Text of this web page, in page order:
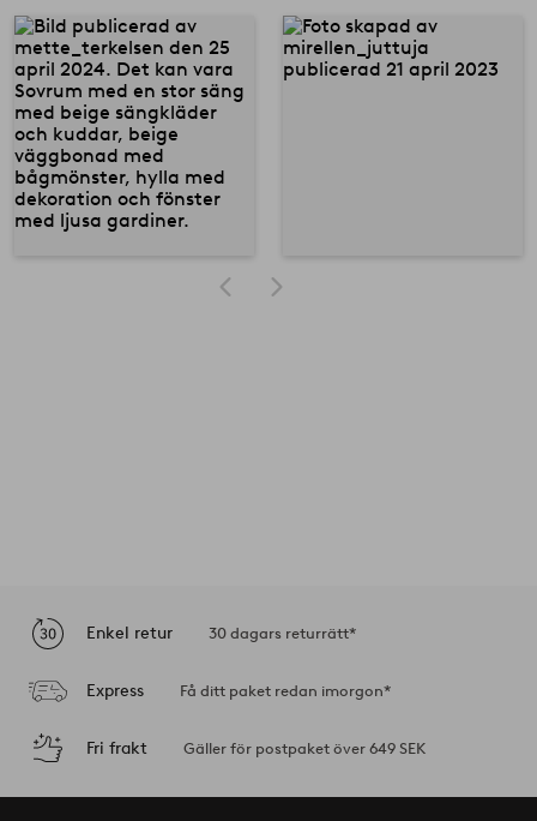
Enkel retur 30 dagars returrätt*
Express Få ditt paket redan imorgon*
Fri frakt Gäller för postpaket över 649 SEK